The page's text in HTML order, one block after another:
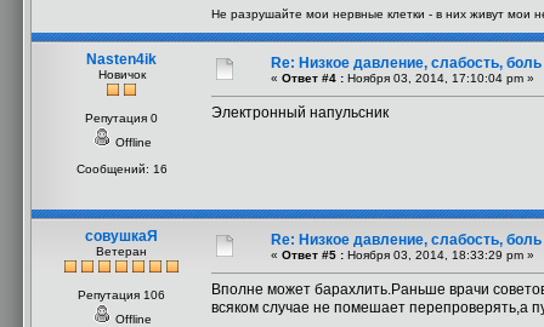
Не разрушайте мои нервные клетки - в них живут мои
Nasten4ik
Новичок
Репутация 0
Offline
Сообщений: 16
Re: Низкое давление, слабость,
« Ответ #4 : Ноября 03, 2014, 17:10:04 pm »
Электронный напульсник
совушкаЯ
Ветеран
Репутация 106
Offline
Re: Низкое давление, слабость,
« Ответ #5 : Ноября 03, 2014, 18:33:29 pm »
Вполне может барахлить.Раньше врачи
всяком случае не помешает перепроверять,а